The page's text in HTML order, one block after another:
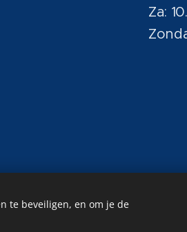
Za:
te beveiligen, en om je de